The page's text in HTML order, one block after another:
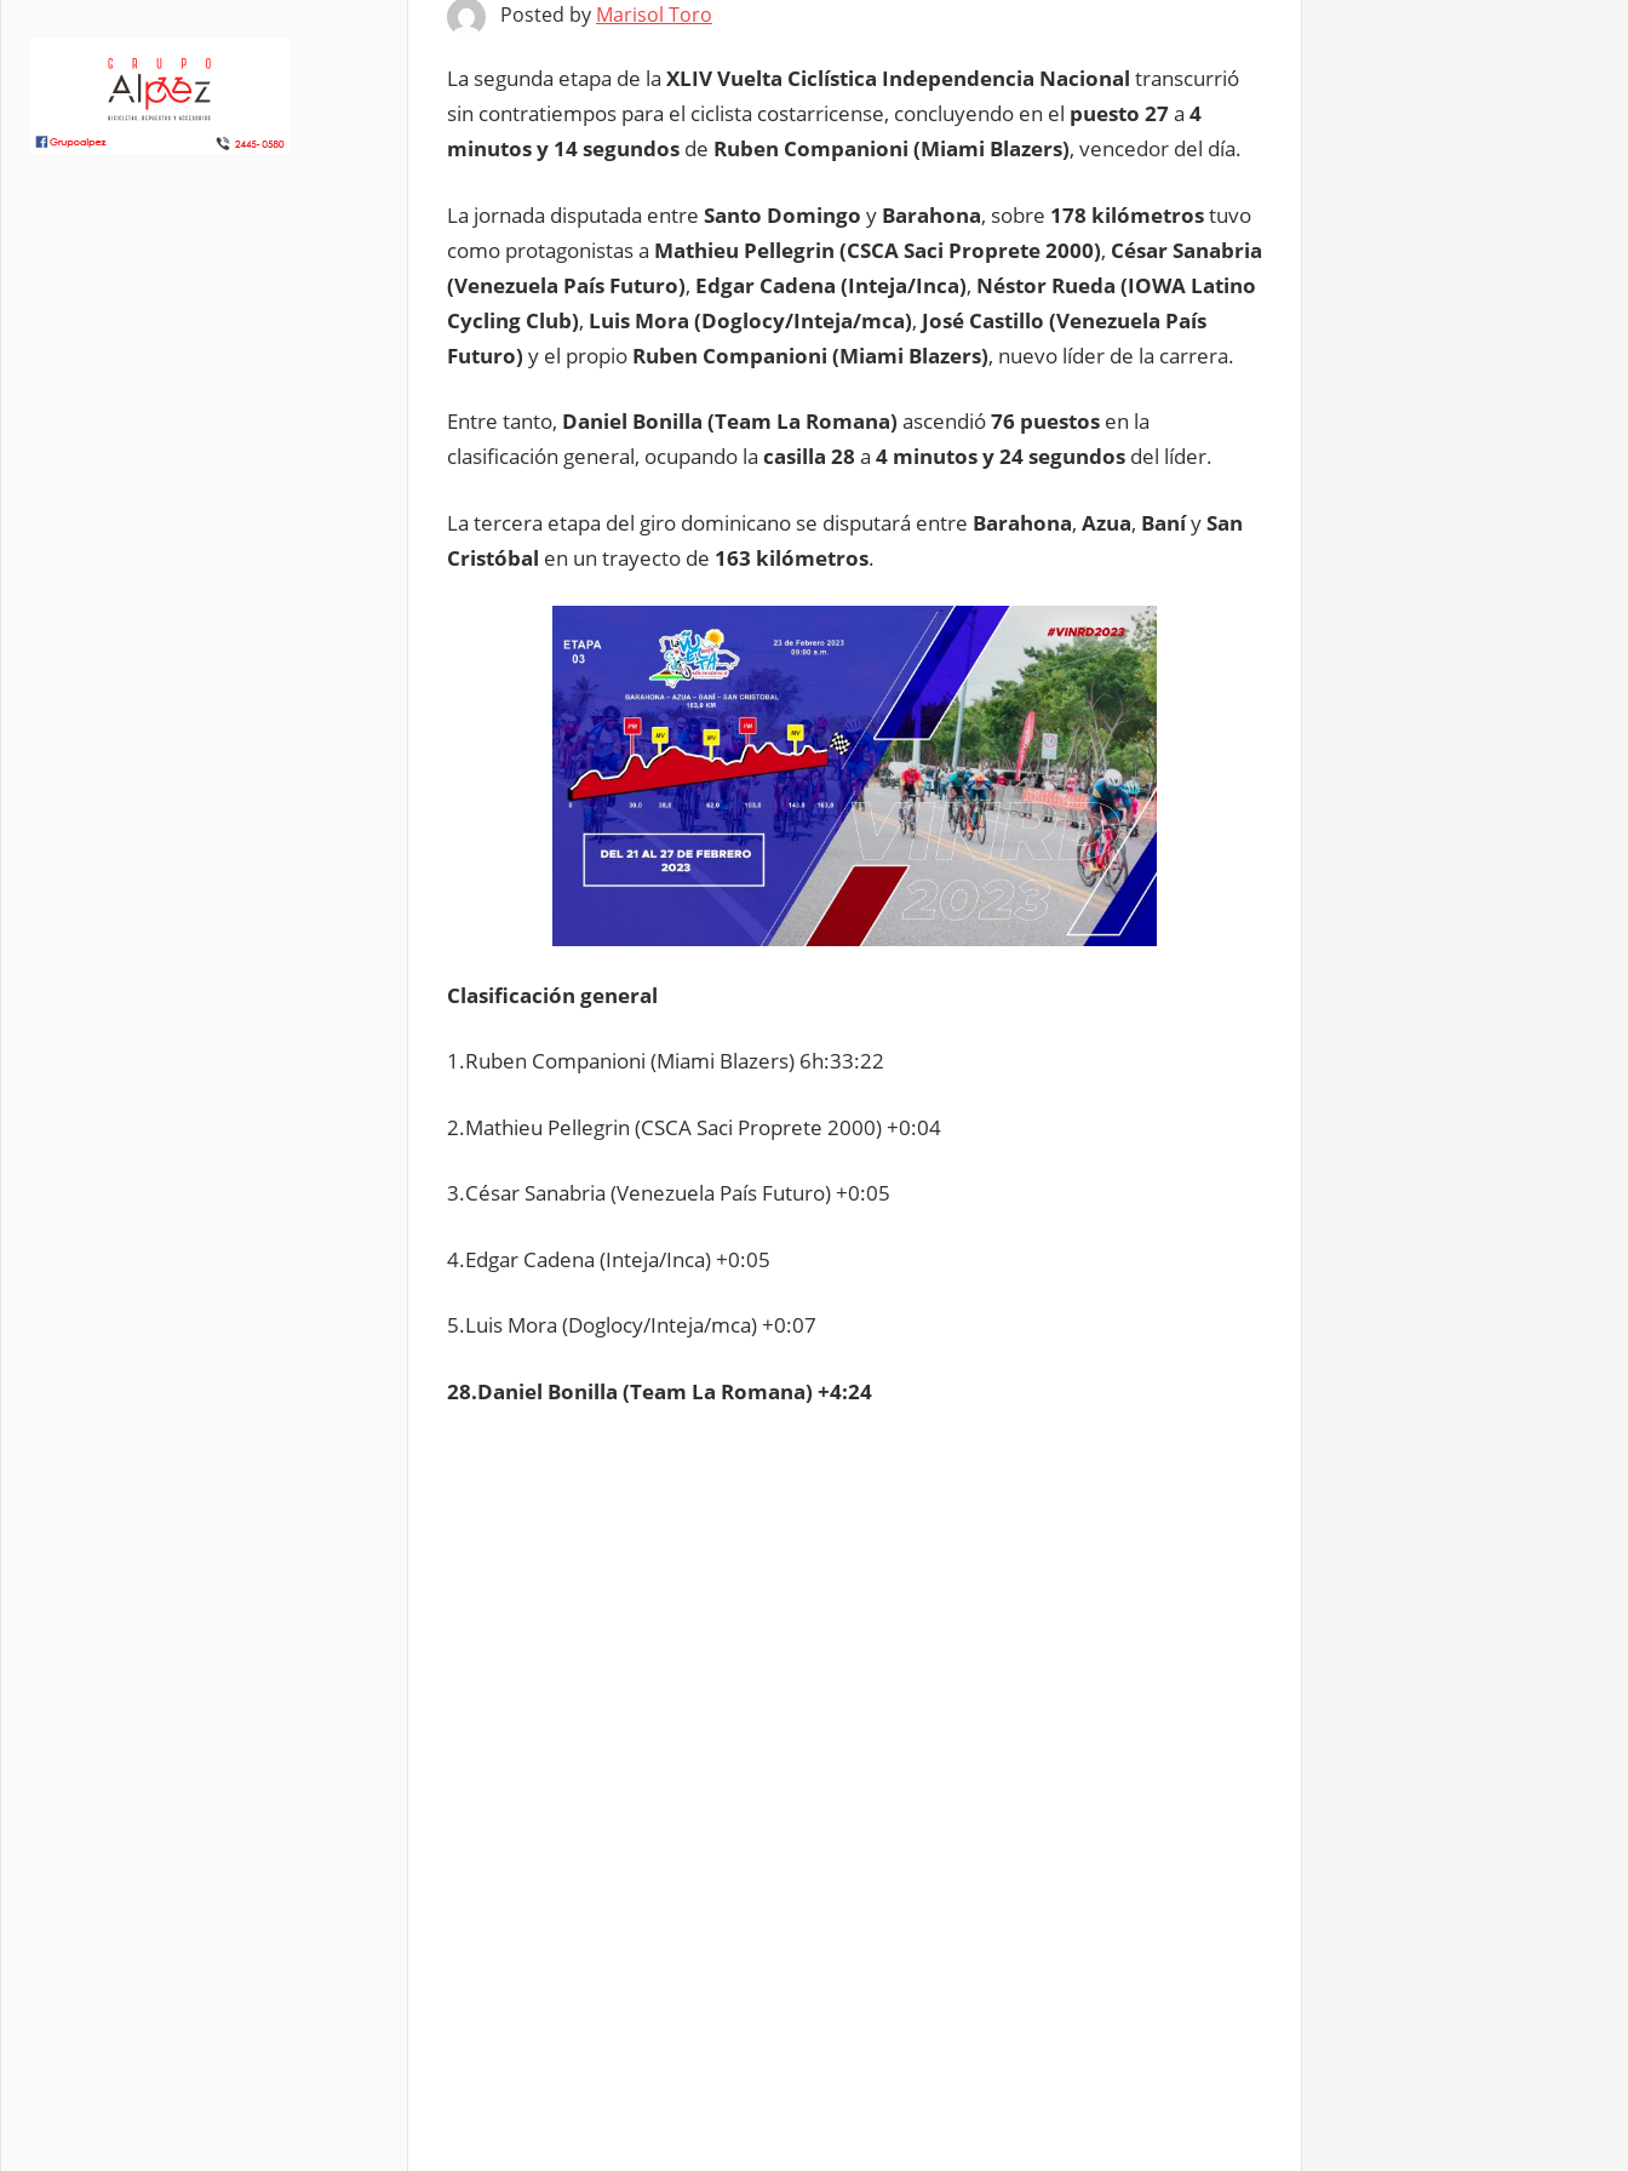
Posted by Marisol Toro
La segunda etapa de la XLIV Vuelta Ciclística Independencia Nacional transcurrió
sin contratiempos para el ciclista costarricense, concluyendo en el puesto 27a 4
minutos y 14 segundos de Ruben Companioni (Miami Blazers), vencedor del día.
La jornada disputada entre Santo Domingo y Barahona, sobre 178 kilómetrostuvo
como protagonistas a Mathieu Pellegrin (CSCA Saci Proprete 2000), César Sanabria
(Venezuela País Futuro), Edgar Cadena (Inteja/Inca), Néstor Rueda (IOWA Latino
Cycling Club), Luis Mora (Doglocy/Inteja/mca), José Castillo (Venezuela País
Futuro) y el propio Ruben Companioni (Miami Blazers), nuevo líder de la carrera.
Entre tanto, Daniel Bonilla (Team La Romana) ascendió76 puestos en la
clasificación general, ocupando la casilla 28 a 4 minutos y 24 segundos del líder.
La tercera etapa del giro dominicano se disputará entre Barahona, Azua, BaníySan
Cristóbal en un trayecto de 163 kilómetros.
Clasificación general
1.Ruben Companioni (Miami Blazers) 6h:33:22
2.Mathieu Pellegrin (CSCA Saci Proprete 2000) +0:04
3.César Sanabria (Venezuela País Futuro) +0:05
4.Edgar Cadena (Inteja/Inca) +0:05
5.Luis Mora (Doglocy/Inteja/mca) +0:07
28.Daniel Bonilla (Team La Romana) +4:24